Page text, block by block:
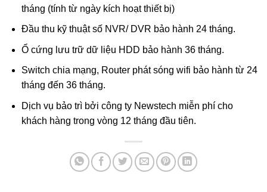
tháng (tính từ ngày kích hoạt thiết bị)
Đầu thu kỹ thuật số NVR/ DVR bảo hành 24 tháng.
Ổ cứng lưu trữ dữ liệu HDD bảo hành 36 tháng.
Switch chia mạng, Router phát sóng wifi bảo hành từ 24
tháng đến 36 tháng.
Dịch vụ bảo trì bởi công ty Newstech miễn phí cho
khách hàng trong vòng 12 tháng đầu tiên.